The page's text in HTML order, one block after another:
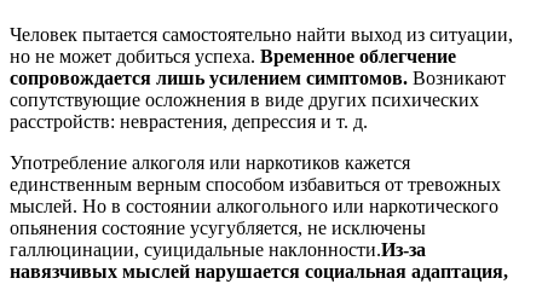
Человек пытается самостоятельно найти выход из ситуации,
но не может добиться успеха. Временное облегчение
сопровождается лишь усилением симптомов. Возникают
сопутствующие осложнения в виде других психических
расстройств: неврастения, депрессия и т. д.
Употребление алкоголя или наркотиков кажется
единственным верным способом избавиться от тревожных
мыслей. Но в состоянии алкогольного или наркотического
опьянения состояние усугубляется, не исключены
галлюцинации, суицидальные наклонности.Из-за
навязчивых мыслей нарушается социальная адаптация,